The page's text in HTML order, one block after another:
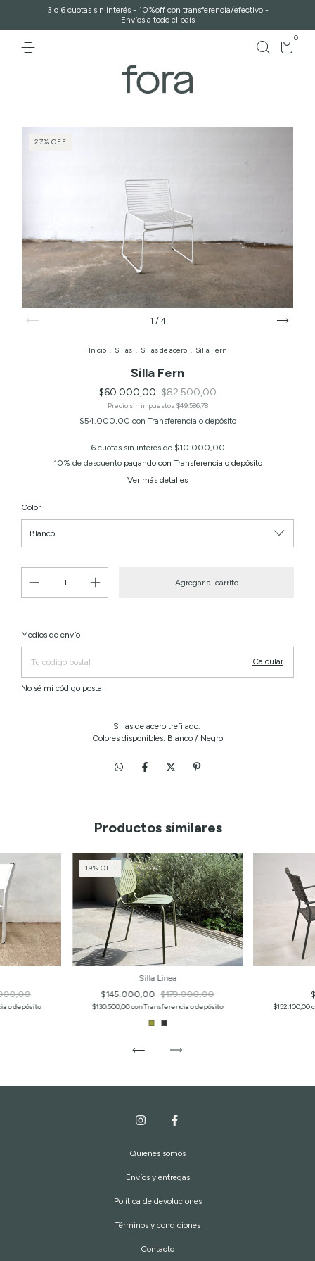
3 o 6 cuotas sin interés - 10%off con transferencia/efectivo -
Envíos a todo el país
0
27% OFF
1 / 4
Inicio . Sillas . Sillas de acero . Silla Fern
Silla Fern
$60.000,00 $82.500,00
Precio sin impuestos $49.586,78
$54.000,00 con Transferencia o depósito
6 cuotas sin interés de $10.000,00
10% de descuentopagando con Transferencia o depósito
Ver más detalles
Color
Entregas para el CP:
Medios de envío
Calcular
No sé mi código postal
Sillas de acero trefilado.
Colores disponibles: Blanco / Negro
Productos similares
o depósito
19% OFF
Silla Linea
$145.000,00
$179.000,00
$130.500,00conTransferencia o depósito $152.100,00
Quienes somos
Envíos y entregas
Política de devoluciones
Términos y condiciones
Contacto